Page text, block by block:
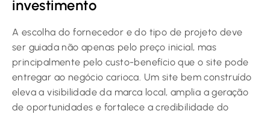
investimento
A escolha do fornecedor e do tipo de projeto deve
ser guiada não apenas pelo preço inicial, mas
principalmente pelo custo-benefício que o site pode
entregar ao negócio carioca. Um site bem construído
eleva a visibilidade da marca local, amplia a geração
de oportunidades e fortalece a credibilidade do